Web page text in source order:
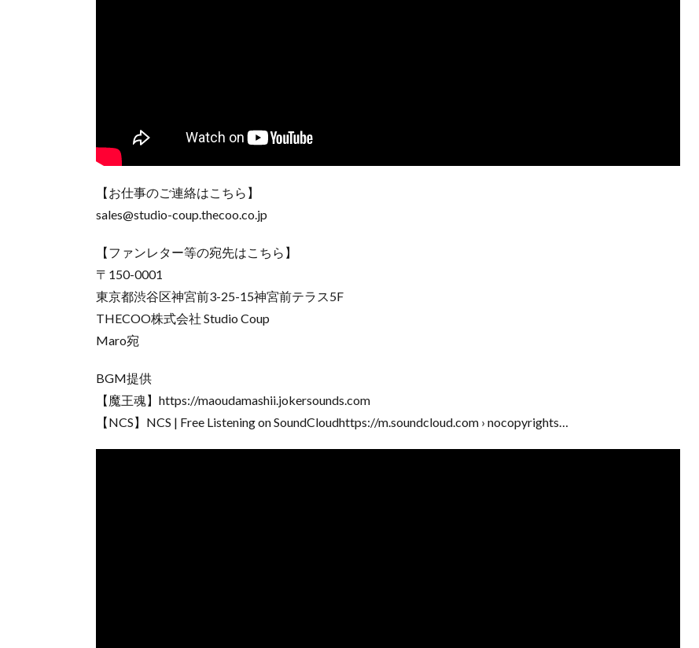
【お仕事のご連絡はこちら】
sales@studio-coup.thecoo.co.jp
【ファンレター等の宛先はこちら】
〒150-0001
東京都渋谷区神宮前3-25-15神宮前テラス5F
THECOO株式会社 Studio Coup
Maro宛
BGM提供
【魔王魂】https://maoudamashii.jokersounds.com
【NCS】NCS | Free Listening on SoundCloudhttps://m.soundcloud.com › nocopyrights…